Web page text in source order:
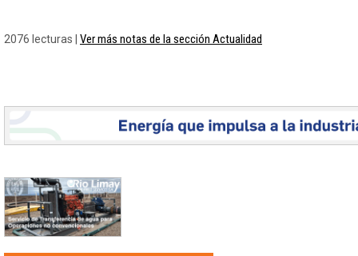
2076 lecturas | Ver más notas de la sección Actualidad